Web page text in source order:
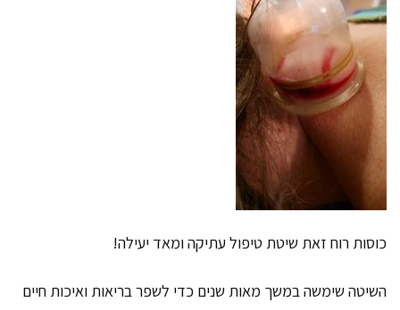
כוסות רוח זאת שיטת טיפול עתיקה ומאד יעילה!
השיטה שימשה במשך מאות שנים כדי לשפר בריאות ואיכות חיים